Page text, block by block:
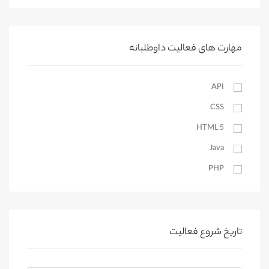
خنداب
اراک
آستارا
آستانه اشرفیه
بندرانزلی
لاهیجان
رودسر
رضوانشهر
املش
مهارت های فعالیت داوطلبانه
API
CSS
HTML 5
Java
PHP
WordPress
ترجمه
تاریخ شروع فعالیت